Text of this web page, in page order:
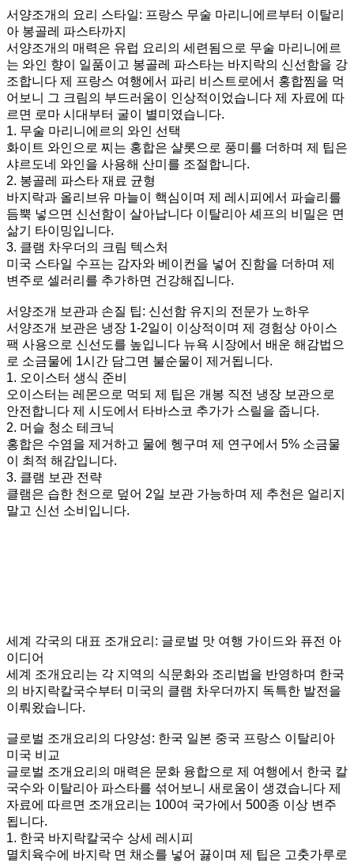
서양조개의 요리 스타일: 프랑스 무술 마리니에르부터 이탈리
아 봉골레 파스타까지
서양조개의 매력은 유럽 요리의 세련됨으로 무술 마리니에르
는 와인 향이 일품이고 봉골레 파스타는 바지락의 신선함을 강
조합니다 제 프랑스 여행에서 파리 비스트로에서 홍합찜을 먹
어보니 그 크림의 부드러움이 인상적이었습니다 제 자료에 따
르면 로마 시대부터 굴이 별미였습니다.
1. 무술 마리니에르의 와인 선택
화이트 와인으로 찌는 홍합은 샬롯으로 풍미를 더하며 제 팁은
샤르도네 와인을 사용해 산미를 조절합니다.
2. 봉골레 파스타 재료 균형
바지락과 올리브유 마늘이 핵심이며 제 레시피에서 파슬리를
듬뿍 넣으면 신선함이 살아납니다 이탈리아 셰프의 비밀은 면
삶기 타이밍입니다.
3. 클램 차우더의 크림 텍스처
미국 스타일 수프는 감자와 베이컨을 넣어 진함을 더하며 제
변주로 셀러리를 추가하면 건강해집니다.
서양조개 보관과 손질 팁: 신선함 유지의 전문가 노하우
서양조개 보관은 냉장 1-2일이 이상적이며 제 경험상 아이스
팩 사용으로 신선도를 높입니다 뉴욕 시장에서 배운 해감법으
로 소금물에 1시간 담그면 불순물이 제거됩니다.
1. 오이스터 생식 준비
오이스터는 레몬으로 먹되 제 팁은 개봉 직전 냉장 보관으로
안전합니다 제 시도에서 타바스코 추가가 스릴을 줍니다.
2. 머슬 청소 테크닉
홍합은 수염을 제거하고 물에 헹구며 제 연구에서 5% 소금물
이 최적 해감입니다.
3. 클램 보관 전략
클램은 습한 천으로 덮어 2일 보관 가능하며 제 추천은 얼리지
말고 신선 소비입니다.
세계 각국의 대표 조개요리: 글로벌 맛 여행 가이드와 퓨전 아
이디어
세계 조개요리는 각 지역의 식문화와 조리법을 반영하며 한국
의 바지락칼국수부터 미국의 클램 차우더까지 독특한 발전을
이뤄왔습니다.
글로벌 조개요리의 다양성: 한국 일본 중국 프랑스 이탈리아
미국 비교
글로벌 조개요리의 매력은 문화 융합으로 제 여행에서 한국 칼
국수와 이탈리아 파스타를 섞어보니 새로움이 생겼습니다 제
자료에 따르면 조개요리는 100여 국가에서 500종 이상 변주
됩니다.
1. 한국 바지락칼국수 상세 레시피
멸치육수에 바지락 면 채소를 넣어 끓이며 제 팁은 고춧가루로